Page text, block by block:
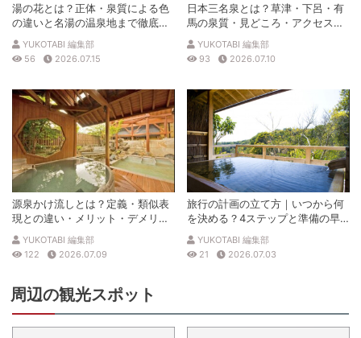
湯の花とは？正体・泉質による色
の違いと名湯の温泉地まで徹底解
説
YUKOTABI 編集部
56
2026.07.15
日本三名泉とは？草津・下呂・有
馬の泉質・見どころ・アクセスを
徹底解説
YUKOTABI 編集部
93
2026.07.10
源泉かけ流しとは？定義・類似表
現との違い・メリット・デメリッ
トを解説
YUKOTABI 編集部
122
2026.07.09
旅行の計画の立て方｜いつから何
を決める？4ステップと準備の早
見表
YUKOTABI 編集部
21
2026.07.03
周辺の観光スポット